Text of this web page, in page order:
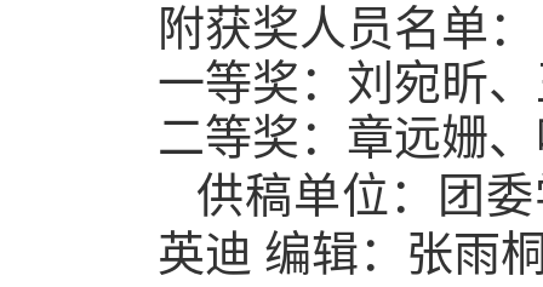
附获奖人员名单：
一等奖： 刘宛昕、
二等奖： 章远姗、
供稿单位 ：团委
英迪 编辑： 张雨